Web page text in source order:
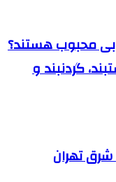
محبوب هستند؟
گردنبند و
تهران